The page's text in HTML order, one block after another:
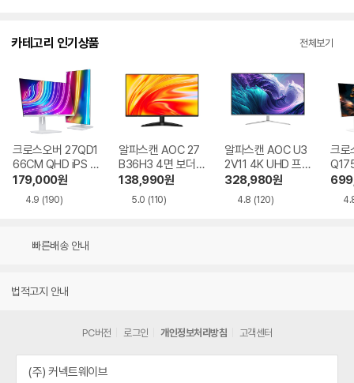
카테고리 인기상품 전체보기
크로스오버 27QD1
66CM QHD iPS U
SB-C 화이트 Ai 멀
179,000원
4.9 (190)
알파스캔 AOC 27
B36H3 4면 보더리
스 IPS 120 시력보
138,990원
5.0 (110)
알파스캔 AOC U3
2V11 4K UHD 프리
싱크 HDR 시력보호
328,980원
4.8 (120)
크로
빠른배송 안내
법적고지 안내
PC버전 로그인 개인정보처리방침 고객센터
(주) 커넥트웨이브